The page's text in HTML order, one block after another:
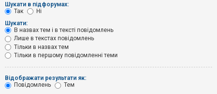
в
н
т
е
м
и
о
ш
Шукати в підфорумах:
Так
Ні
Шукати:
В назвах тем і в тексті повідомлень
Лише в текстах повідомлень
Тільки в назвах тем
Тільки в першому повідомленні теми
Відображати результати як:
Повідомлень
Тем